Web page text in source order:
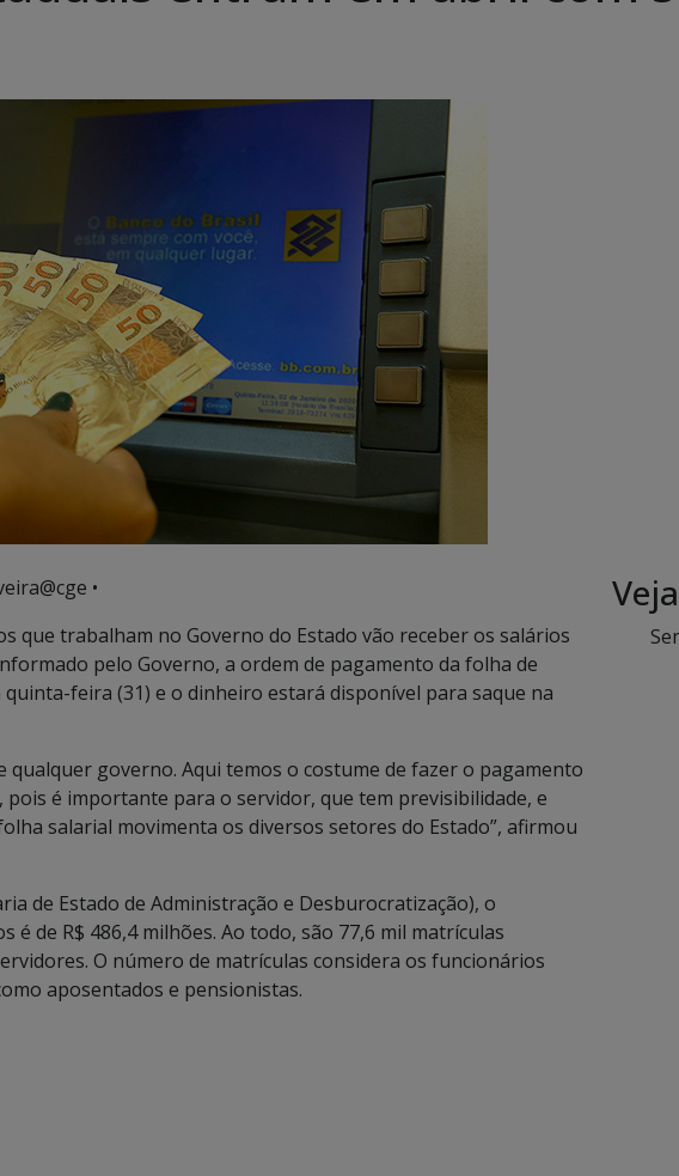
•
que trabalham no Governo do Estado vão receber os salários
pelo Governo, a ordem de pagamento da folha de
feira (31) e o dinheiro estará disponível para saque na
qualquer governo. Aqui temos o costume de fazer o pagamento
é importante para o servidor, que tem previsibilidade, e
salarial movimenta os diversos setores do Estado”, afirmou
de Estado de Administração e Desburocratização), o
é de R$ 486,4 milhões. Ao todo, são 77,6 mil matrículas
O número de matrículas considera os funcionários
aposentados e pensionistas.